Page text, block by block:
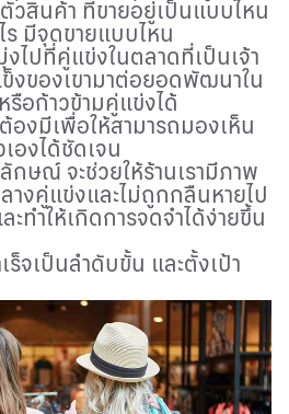
สินค้า ที่ขายอยู่เป็นแบบไหน
ร มีจุดขายแบบไหน
งไปที่คู่แข่งในตลาดที่เป็นเจ้า
งของเขามาต่อยอดพัฒนาใน
รือก้าวข้ามคู่แข่งได้
องมีเพื่อให้สามารถมองเห็น
องได้ชัดเจน
ษณ์ จะช่วยให้ร้านเรามีภาพ
งคู่แข่งและไม่ถูกกลืนหายไป
ทำให้เกิดการจดจำได้ง่ายขึ้น
ร็จเป็นลำดับขั้น และตั้งเป้า